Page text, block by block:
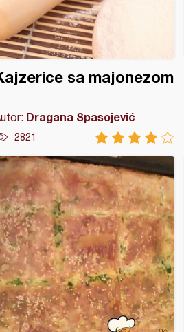
sa majonezom
Dragana Spasojević
2821